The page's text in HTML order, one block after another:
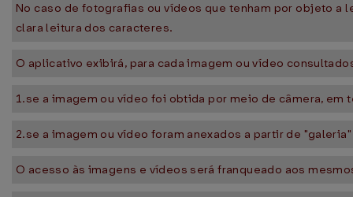
No caso de fotografias ou vídeos que tenham por objeto
clara leitura dos caracteres.
O aplicativo exibirá, para cada imagem ou vídeo
1.se a imagem ou vídeo foi obtida por meio de câmera, em
2.se a imagem ou vídeo foram anexados a partir de
O acesso às imagens e vídeos será franqueado aos